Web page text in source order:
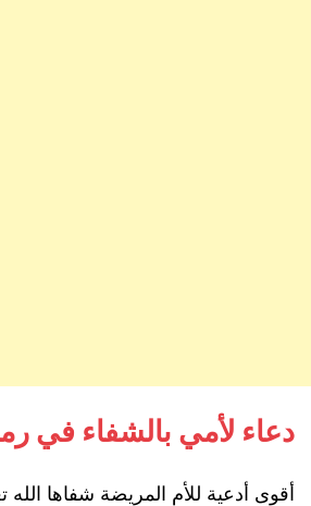
دعاء لأمي بالشفاء في
أقوى أدعية للأم المريضة شفاها الله